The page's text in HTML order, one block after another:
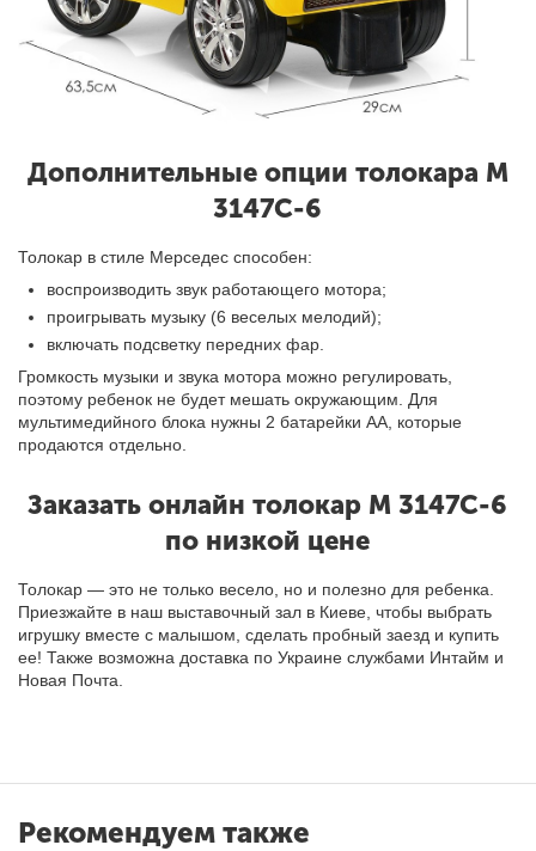
Дополнительные опции толокара M
3147C-6
Толокар в стиле Мерседес способен:
воспроизводить звук работающего мотора;
проигрывать музыку (6 веселых мелодий);
включать подсветку передних фар.
Громкость музыки и звука мотора можно регулировать,
поэтому ребенок не будет мешать окружающим. Для
мультимедийного блока нужны 2 батарейки АА, которые
продаются отдельно.
Заказать онлайн толокар M 3147C-6
по низкой цене
Толокар — это не только весело, но и полезно для ребенка.
Приезжайте в наш выставочный зал в Киеве, чтобы выбрать
игрушку вместе с малышом, сделать пробный заезд и купить
ее! Также возможна доставка по Украине службами Интайм и
Новая Почта.
Рекомендуем также